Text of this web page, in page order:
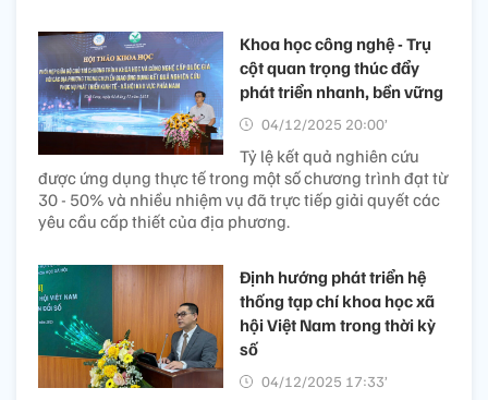
Khoa học công nghệ - Trụ
cột quan trọng thúc đẩy
phát triển nhanh, bền vững
04/12/2025 20:00’
Tỷ lệ kết quả nghiên cứu
được ứng dụng thực tế trong một số chương trình đạt từ
30 - 50% và nhiều nhiệm vụ đã trực tiếp giải quyết các
yêu cầu cấp thiết của địa phương.
Định hướng phát triển hệ
thống tạp chí khoa học xã
hội Việt Nam trong thời kỳ
số
04/12/2025 17:33’